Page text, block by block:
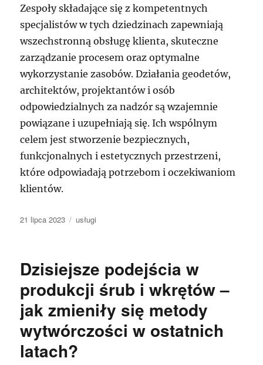
Zespoły składające się z kompetentnych
specjalistów w tych dziedzinach zapewniają
wszechstronną obsługę klienta, skuteczne
zarządzanie procesem oraz optymalne
wykorzystanie zasobów. Działania geodetów,
architektów, projektantów i osób
odpowiedzialnych za nadzór są wzajemnie
powiązane i uzupełniają się. Ich wspólnym
celem jest stworzenie bezpiecznych,
funkcjonalnych i estetycznych przestrzeni,
które odpowiadają potrzebom i oczekiwaniom
klientów.
Data
21 lipca 2023 Kategorie
usługi
Dzisiejsze podejścia w
produkcji śrub i wkrętów –
jak zmieniły się metody
wytwórczości w ostatnich
latach?